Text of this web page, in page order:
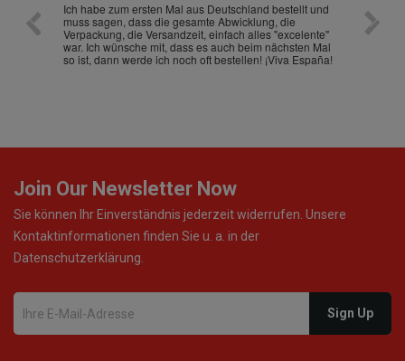
Ich habe zum ersten Mal aus Deutschland bestellt und
muss sagen, dass die gesamte Abwicklung, die
Verpackung, die Versandzeit, einfach alles "excelente"
war. Ich wünsche mit, dass es auch beim nächsten Mal
so ist, dann werde ich noch oft bestellen! ¡Viva España!
Die
gut
ist
Join Our Newsletter Now
Sie können Ihr Einverständnis jederzeit widerrufen. Unsere
Kontaktinformationen finden Sie u. a. in der
Datenschutzerklärung.